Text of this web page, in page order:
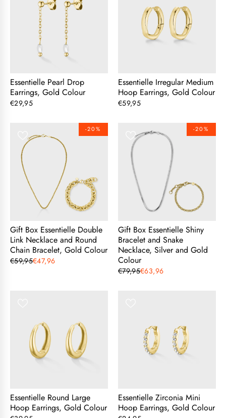
Essentielle Pearl Drop
Earrings, Gold Colour
€29,95
Essentielle Irregular Medium
Hoop Earrings, Gold Colour
€59,95
-20%
Gift Box Essentielle Double
Link Necklace and Round
Chain Bracelet, Gold Colour
€59,95€47,96
-20%
Gift Box Essentielle Shiny
Bracelet and Snake
Necklace, Silver and Gold
Colour
€79,95€63,96
Essentielle Round Large
Hoop Earrings, Gold Colour
Essentielle Zirconia Mini
Hoop Earrings, Gold Colour